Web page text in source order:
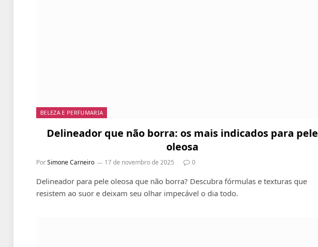
BELEZA E PERFUMARIA
Delineador que não borra: os mais indicados para pele
oleosa
PorSimone Carneiro 17 de novembro de 2025 0
Delineador para pele oleosa que não borra? Descubra fórmulas e texturas que
resistem ao suor e deixam seu olhar impecável o dia todo.